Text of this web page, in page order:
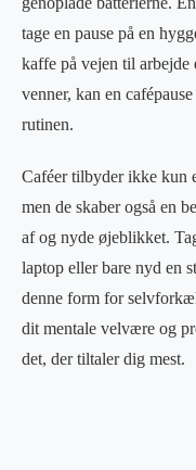
tage en pause på en
kaffe på vejen til arbejde
venner, kan en
rutinen.
Caféer tilbyder ikke kun
men de skaber også en
af og nyde øjeblikket.
laptop eller bare nyd en
denne form for
dit mentale velvære og
det, der tiltaler dig mest.